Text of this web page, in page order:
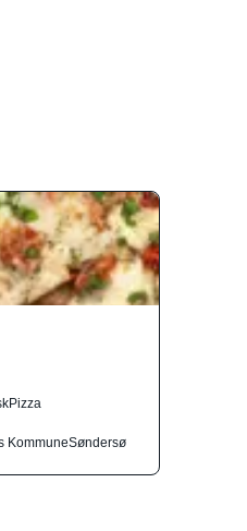
Pizza
KommuneSøndersø